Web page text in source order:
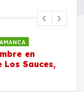
en
Sauces,